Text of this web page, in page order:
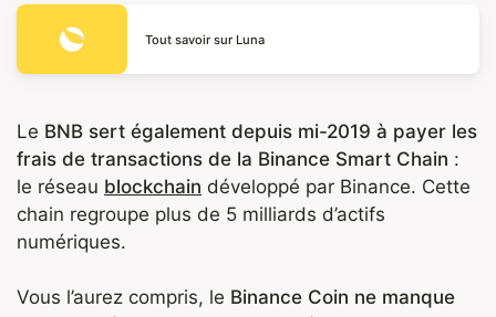
Tout savoir sur Luna
Le BNB sert également depuis mi-2019 à payer les
frais de transactions de la Binance Smart Chain :
le réseau blockchain développé par Binance. Cette
chain regroupe plus de 5 milliards d’actifs
numériques.
Vous l’aurez compris, le Binance Coin ne manque